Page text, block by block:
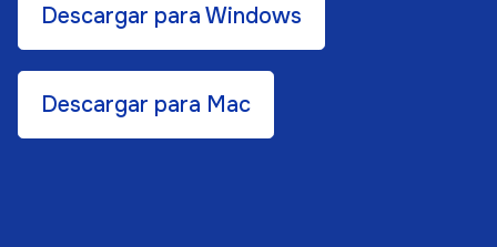
Descargar para Windows
Descargar para Mac